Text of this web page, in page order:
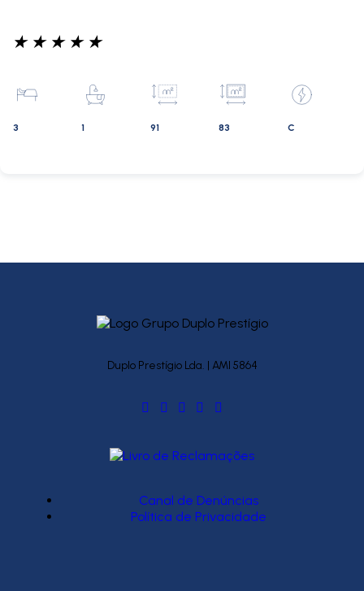
★ ★ ★ ★ ★
3 1 91 83 C
Duplo Prestígio Lda. | AMI 5864
Canal de Denúncias
Política de Privacidade